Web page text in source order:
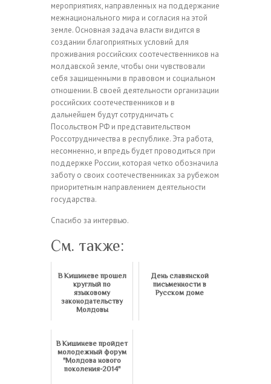
мероприятиях, направленных на поддержание
межнационального мира и согласия на этой
земле. Основная задача власти видится в
создании благоприятных условий для
проживания российских соотечественников на
молдавской земле, чтобы они чувствовали
себя защищенными в правовом и социальном
отношении. В своей деятельности организации
российских соотечественников и в
дальнейшем будут сотрудничать с
Посольством РФ и представительством
Россотрудничества в республике. Эта работа,
несомненно, и впредь будет проводиться при
поддержке России, которая четко обозначила
заботу о своих соотечественниках за рубежом
приоритетным направлением деятельности
государства.
Спасибо за интервью.
См. также:
В Кишиневе прошел
круглый по
языковому
законодательству
Молдовы
День славянской
письменности в
Русском доме
В Кишиневе пройдет
молодежный форум
"Молдова нового
поколения-2014"